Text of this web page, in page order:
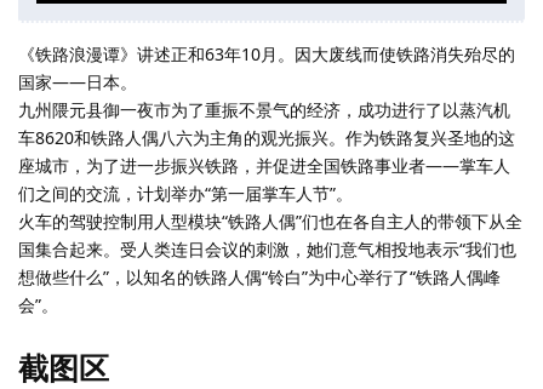
《铁路浪漫谭》讲述正和63年10月。因大废线而使铁路消失殆尽的
国家——日本。
九州隈元县御一夜市为了重振不景气的经济，成功进行了以蒸汽机
车8620和铁路人偶八六为主角的观光振兴。作为铁路复兴圣地的这
座城市，为了进一步振兴铁路，并促进全国铁路事业者——掌车人
们之间的交流，计划举办“第一届掌车人节”。
火车的驾驶控制用人型模块“铁路人偶”们也在各自主人的带领下从全
国集合起来。受人类连日会议的刺激，她们意气相投地表示“我们也
想做些什么”，以知名的铁路人偶“铃白”为中心举行了“铁路人偶峰
会”。
截图区